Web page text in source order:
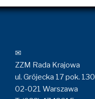
✉
ZZM Rada Krajowa
ul. Grójecka 17 pok. 130
02-021 Warszawa